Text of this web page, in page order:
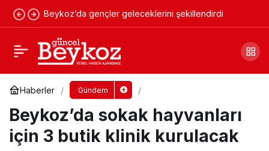
Beykoz’da gençler geleceklerini şekillendirdi
Haberler Gündem
Beykoz’da sokak hayvanları
için 3 butik klinik kurulacak
Beykoz Gümüşsuyu Restoran saatleri revize
edildi
Yorum Yap Paylaş